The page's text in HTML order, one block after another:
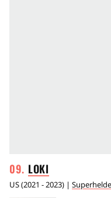
LOKI
US(2021 - 2023) |